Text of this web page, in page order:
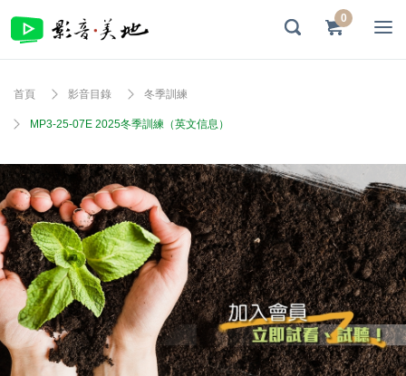
0
首頁 影音目錄 冬季訓練
MP3-25-07E 2025冬季訓練（英文信息）